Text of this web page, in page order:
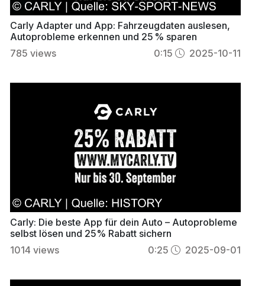
Carly Adapter und App: Fahrzeugdaten auslesen,
Autoprobleme erkennen und 25 % sparen
785 views 0:15 2025-10-11
Carly: Die beste App für dein Auto – Autoprobleme
selbst lösen und 25% Rabatt sichern
1014 views 0:25 2025-09-01